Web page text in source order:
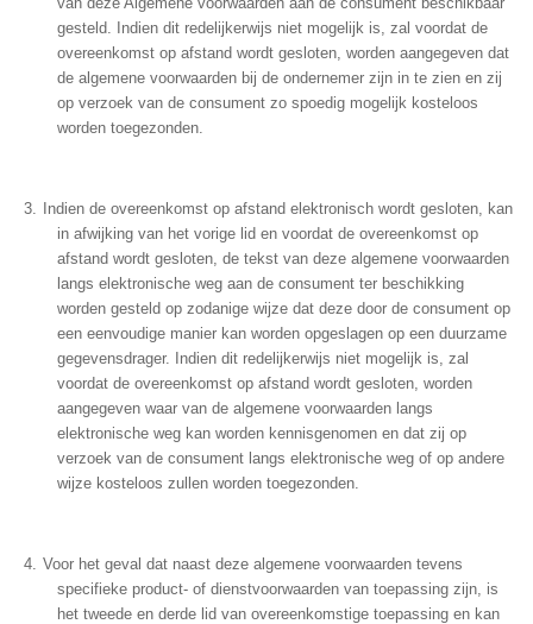
gesteld. Indien dit redelijkerwijs niet mogelijk is, zal voordat de
overeenkomst op afstand wordt gesloten, worden aangegeven dat
de algemene voorwaarden bij de ondernemer zijn in te zien en zij
op verzoek van de consument zo spoedig mogelijk kosteloos
worden toegezonden.
Indien de overeenkomst op afstand elektronisch wordt gesloten, kan
in afwijking van het vorige lid en voordat de overeenkomst op
afstand wordt gesloten, de tekst van deze algemene voorwaarden
langs elektronische weg aan de consument ter beschikking
worden gesteld op zodanige wijze dat deze door de consument op
een eenvoudige manier kan worden opgeslagen op een duurzame
gegevensdrager. Indien dit redelijkerwijs niet mogelijk is, zal
voordat de overeenkomst op afstand wordt gesloten, worden
aangegeven waar van de algemene voorwaarden langs
elektronische weg kan worden kennisgenomen en dat zij op
verzoek van de consument langs elektronische weg of op andere
wijze kosteloos zullen worden toegezonden.
Voor het geval dat naast deze algemene voorwaarden tevens
specifieke product- of dienstvoorwaarden van toepassing zijn, is
het tweede en derde lid van overeenkomstige toepassing en kan